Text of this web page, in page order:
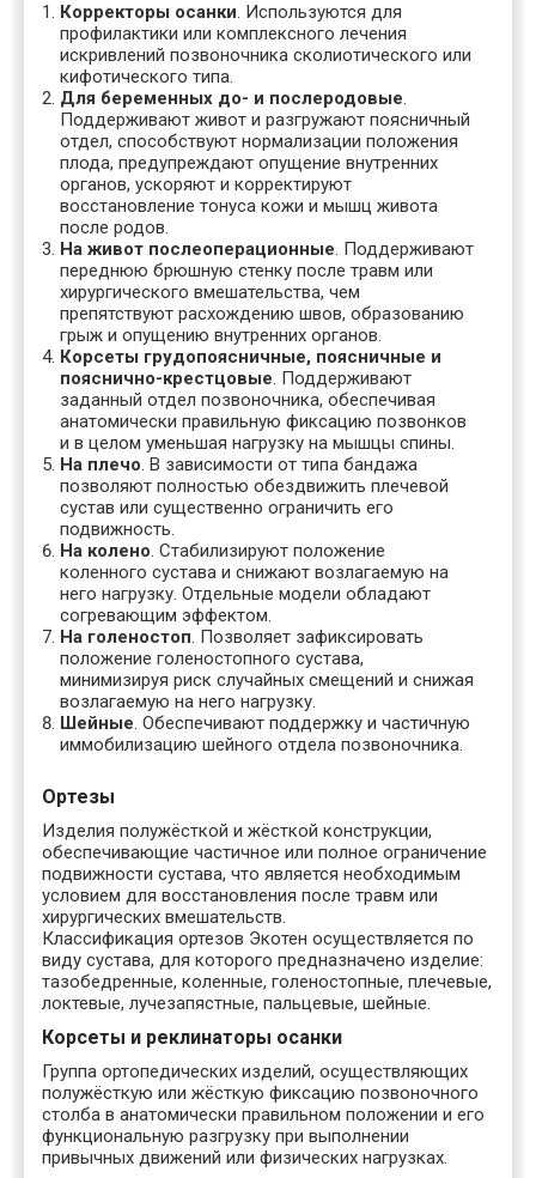
Корректоры осанки. Используются для
профилактики или комплексного лечения
искривлений позвоночника сколиотического или
кифотического типа.
Для беременных до- и послеродовые.
Поддерживают живот и разгружают поясничный
отдел, способствуют нормализации положения
плода, предупреждают опущение внутренних
органов, ускоряют и корректируют
восстановление тонуса кожи и мышц живота
после родов.
На живот послеоперационные. Поддерживают
переднюю брюшную стенку после травм или
хирургического вмешательства, чем
препятствуют расхождению швов, образованию
грыж и опущению внутренних органов.
Корсеты грудопоясничные, поясничные и
пояснично-крестцовые. Поддерживают
заданный отдел позвоночника, обеспечивая
анатомически правильную фиксацию позвонков
и в целом уменьшая нагрузку на мышцы спины.
На плечо. В зависимости от типа бандажа
позволяют полностью обездвижить плечевой
сустав или существенно ограничить его
подвижность.
На колено. Стабилизируют положение
коленного сустава и снижают возлагаемую на
него нагрузку. Отдельные модели обладают
согревающим эффектом.
На голеностоп. Позволяет зафиксировать
положение голеностопного сустава,
минимизируя риск случайных смещений и снижая
возлагаемую на него нагрузку.
Шейные. Обеспечивают поддержку и частичную
иммобилизацию шейного отдела позвоночника.
Ортезы
Изделия полужёсткой и жёсткой конструкции,
обеспечивающие частичное или полное ограничение
подвижности сустава, что является необходимым
условием для восстановления после травм или
хирургических вмешательств.
Классификация ортезов Экотен осуществляется по
виду сустава, для которого предназначено изделие:
тазобедренные, коленные, голеностопные, плечевые,
локтевые, лучезапястные, пальцевые, шейные.
Корсеты и реклинаторы осанки
Группа ортопедических изделий, осуществляющих
полужёсткую или жёсткую фиксацию позвоночного
столба в анатомически правильном положении и его
функциональную разгрузку при выполнении
привычных движений или физических нагрузках.